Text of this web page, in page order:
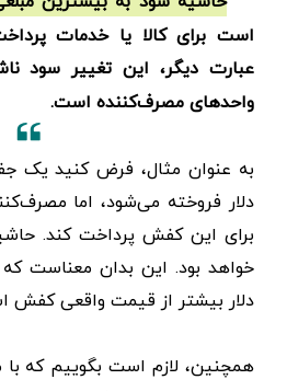
است برای کالا یا خدمات
عبارت دیگر، این تغییر سود
واحدهای مصرف‌کننده است.
دلار بیشتر از قیمت واقعی کفش
همچنین، لازم است بگوییم که